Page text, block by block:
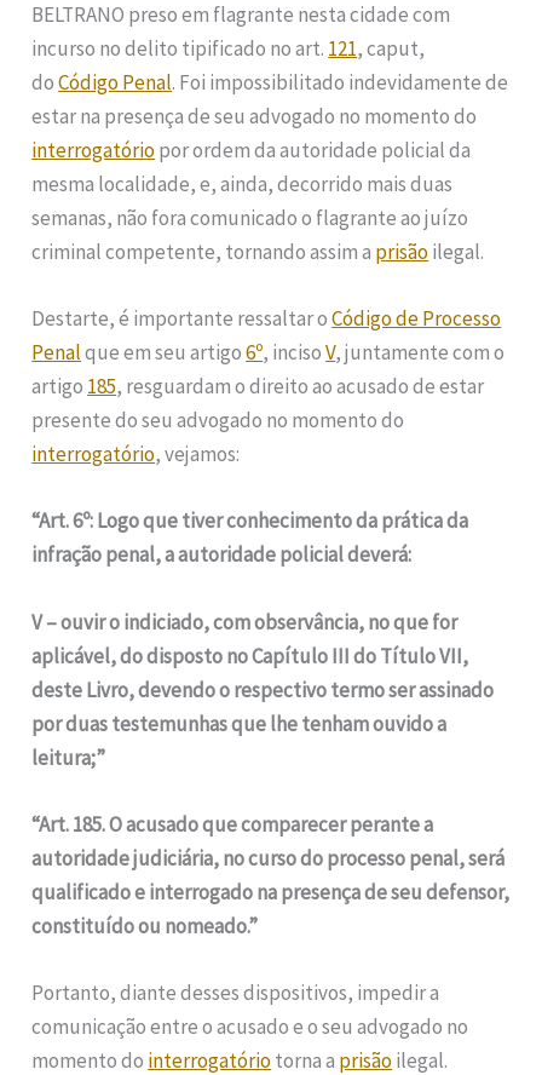
BELTRANO preso em flagrante nesta cidade com
incurso no delito tipificado no art. 121, caput,
doCódigo Penal. Foi impossibilitado indevidamente de
estar na presença de seu advogado no momento do
interrogatóriopor ordem da autoridade policial da
mesma localidade, e, ainda, decorrido mais duas
semanas, não fora comunicado o flagrante ao juízo
criminal competente, tornando assim a prisãoilegal.
Destarte, é importante ressaltar oCódigo de Processo
Penalque em seu artigo6º, incisoV, juntamente com o
artigo 185, resguardam o direito ao acusado de estar
presente do seu advogado no momento do
interrogatório, vejamos:
“Art. 6º: Logo que tiver conhecimento da prática da
infração penal, a autoridade policial deverá:
V – ouvir o indiciado, com observância, no que for
aplicável, do disposto no Capítulo III do Título VII,
deste Livro, devendo o respectivo termo ser assinado
por duas testemunhas que lhe tenham ouvido a
leitura;”
“Art. 185. O acusado que comparecer perante a
autoridade judiciária, no curso do processo penal, será
qualificado e interrogado na presença de seu defensor,
constituído ou nomeado.”
Portanto, diante desses dispositivos, impedir a
comunicação entre o acusado e o seu advogado no
momento do interrogatóriotorna a prisãoilegal.